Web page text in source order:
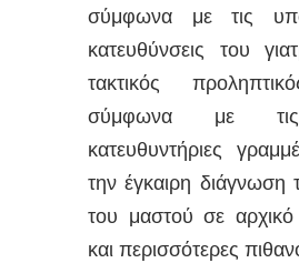
σύμφωνα με τις
κατευθύνσεις του
τακτικός
σύμφωνα με τις
κατευθυντήριες
την έγκαιρη διάγνωση
του μαστού σε
και περισσότερες